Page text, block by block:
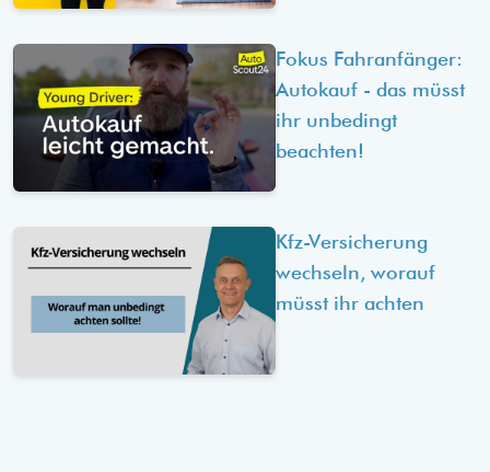
Fokus Fahranfänger:
Autokauf - das müsst
ihr unbedingt
beachten!
Kfz-Versicherung
wechseln, worauf
müsst ihr achten